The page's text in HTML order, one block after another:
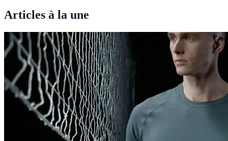
Articles à la une